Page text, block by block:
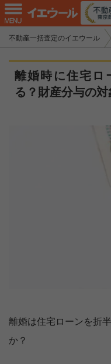
不動産一括査定のイエウール
離婚時に住宅ロ
る？財産分与の
離婚は住宅ローンを折
か？